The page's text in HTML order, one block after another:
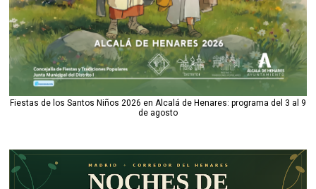
Fiestas de los Santos Niños 2026 en Alcalá de Henares: programa del 3 al 9
de agosto